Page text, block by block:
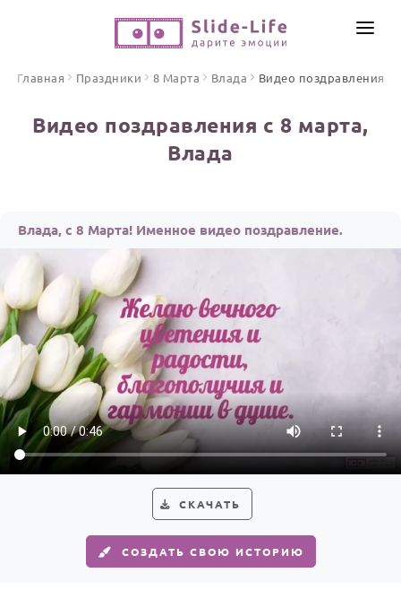
Открытки
Стихи и тексты
ПРАЗДНИКИ
С Днем рождения
Юбилей
Свадьба
Годовщина свадьбы
Календарь праздников
Женщине
Мужчине
ИНСТРУМЕНТЫ
ОТЗЫВЫ
Главная Праздники 8 Марта Влада Видео поздравления
Видео поздравления с 8 марта,
Влада
Влада, с 8 Марта! Именное видео поздравление.
СКАЧАТЬ
СОЗДАТЬ СВОЮ ИСТОРИЮ